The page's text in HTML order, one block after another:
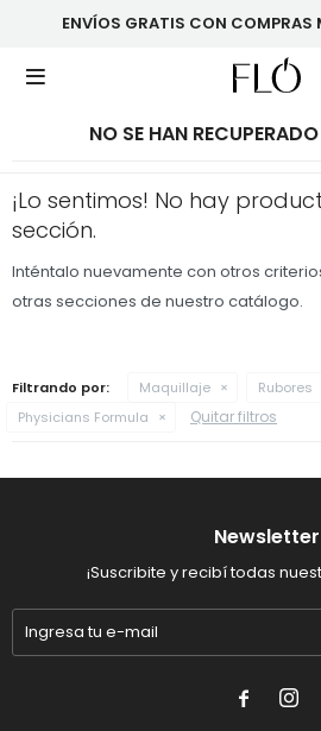
ENVÍOS GRATIS CON COMPRAS

NO SE HAN
¡Lo sentimos! No hay
sección.
Inténtalo nuevamente con otros
otras secciones de nuestro catálogo.
Filtrando por: Maquillaje
Rubores
Physicians Formula
Quitar filtros
Newsletter
¡Suscribite y recibí todas
 